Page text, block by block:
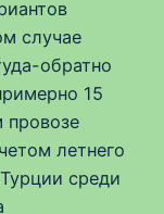
случае
обратно
15
провозе
летнего
среди